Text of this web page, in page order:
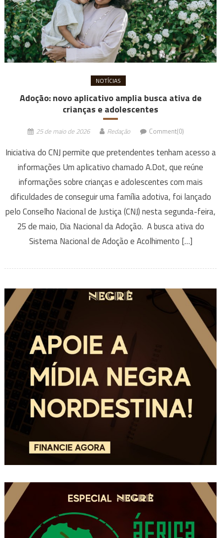
NOTÍCIAS
Adoção: novo aplicativo amplia busca ativa de
crianças e adolescentes
25 de maio de 2026 Redação Comment(0)
Iniciativa do CNJ permite que pretendentes tenham acesso a
informações Um aplicativo chamado A.Dot, que reúne
informações sobre crianças e adolescentes com mais
dificuldades de conseguir uma família adotiva, foi lançado
pelo Conselho Nacional de Justiça (CNJ) nesta segunda-feira,
25 de maio, Dia Nacional da Adoção. A busca ativa do
Sistema Nacional de Adoção e Acolhimento […]